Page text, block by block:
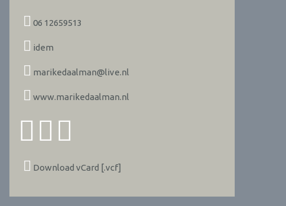
06 12659513
idem
marikedaalman@live.nl
www.marikedaalman.nl
Download vCard [.vcf]